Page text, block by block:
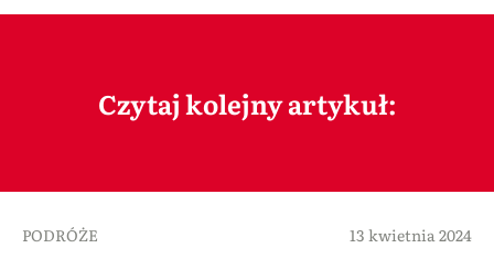
Czytaj kolejny artykuł:
PODRÓŻE 13 kwietnia 2024